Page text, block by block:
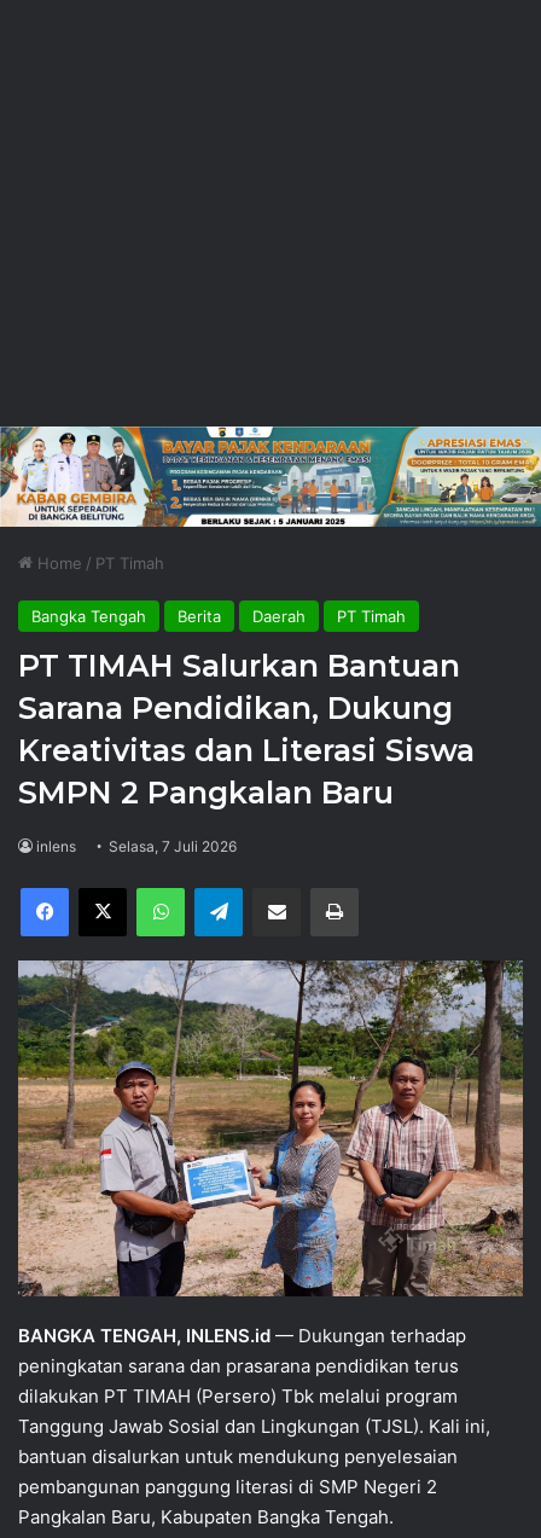
Home / PT Timah
Bangka Tengah Berita Daerah PT Timah
PT TIMAH Salurkan Bantuan
Sarana Pendidikan, Dukung
Kreativitas dan Literasi Siswa
SMPN 2 Pangkalan Baru
inlens Selasa, 7 Juli 2026
Facebook
X WhatsAppTelegram Share via Email Print
BANGKA TENGAH, INLENS.id — Dukungan terhadap
peningkatan sarana dan prasarana pendidikan terus
dilakukan PT TIMAH (Persero) Tbk melalui program
Tanggung Jawab Sosial dan Lingkungan (TJSL). Kali ini,
bantuan disalurkan untuk mendukung penyelesaian
pembangunan panggung literasi di SMP Negeri 2
Pangkalan Baru, Kabupaten Bangka Tengah.